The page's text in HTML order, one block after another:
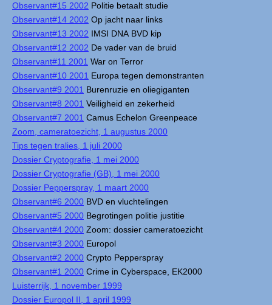
Observant#15 2002 Politie betaalt studie
Observant#14 2002 Op jacht naar links
Observant#13 2002 IMSI DNA BVD kip
Observant#12 2002 De vader van de bruid
Observant#11 2001 War on Terror
Observant#10 2001 Europa tegen demonstranten
Observant#9 2001 Burenruzie en oliegiganten
Observant#8 2001 Veiligheid en zekerheid
Observant#7 2001 Camus Echelon Greenpeace
Zoom, cameratoezicht, 1 augustus 2000
Tips tegen tralies, 1 juli 2000
Dossier Cryptografie, 1 mei 2000
Dossier Cryptografie (GB), 1 mei 2000
Dossier Pepperspray, 1 maart 2000
Observant#6 2000 BVD en vluchtelingen
Observant#5 2000 Begrotingen politie justitie
Observant#4 2000 Zoom: dossier cameratoezicht
Observant#3 2000 Europol
Observant#2 2000 Crypto Pepperspray
Observant#1 2000 Crime in Cyberspace, EK2000
Luisterrijk, 1 november 1999
Dossier Europol II, 1 april 1999